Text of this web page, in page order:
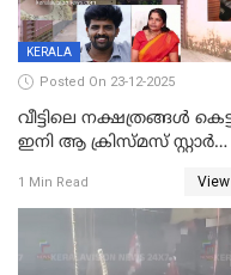
KERALA
Posted On 23-12-2025
വീട്ടിലെ നക്ഷത്രങ്ങൾ
ഇനി ആ ക്രിസ്മസ് സ്റ്റാർ
വേണ്ടിയുള്ള
പിടിവലിക്കിടയിൽ
അപ്പൂപ്പനെതിരെ
കേസ് ഒടുവിൽ 4
1 Min Read View